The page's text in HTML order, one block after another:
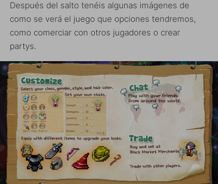
Después del salto tenéis algunas imágenes de
como se verá el juego que opciones tendremos,
como comerciar con otros jugadores o crear
partys.